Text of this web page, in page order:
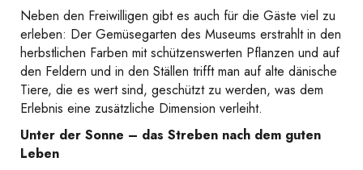
Neben den Freiwilligen gibt es auch für die Gäste viel zu
erleben: Der Gemüsegarten des Museums erstrahlt in den
herbstlichen Farben mit schützenswerten Pflanzen und auf
den Feldern und in den Ställen trifft man auf alte dänische
Tiere, die es wert sind, geschützt zu werden, was dem
Erlebnis eine zusätzliche Dimension verleiht.
Unter der Sonne – das Streben nach dem guten
Leben